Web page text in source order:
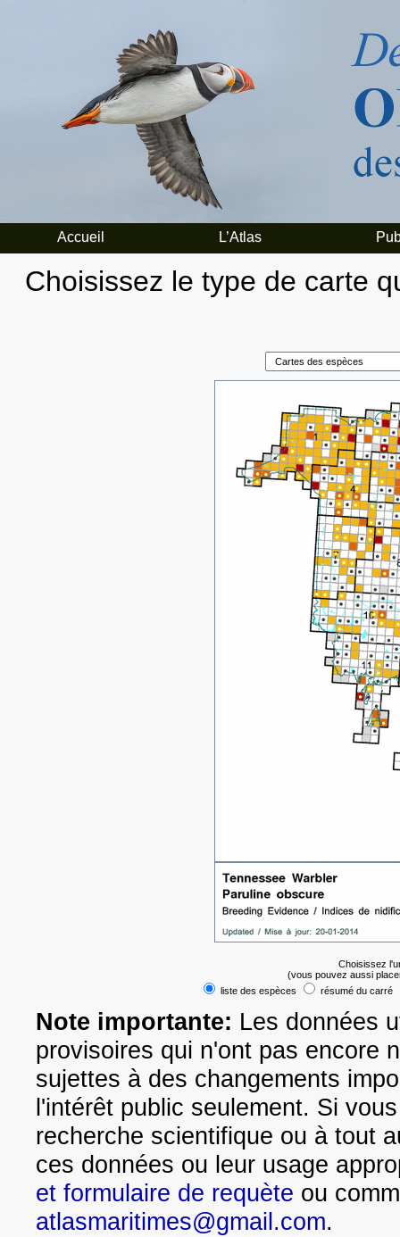
Accueil L’Atlas
Choisissez le type de carte
Choisissez
(vous pouvez aussi
liste des espèces
résumé du carré
Note importante: Les données
provisoires qui n'ont pas encore
sujettes à des changements
l'intérêt public seulement. Si
recherche scientifique ou à tout
ces données ou leur usage
et formulaire de requète ou
atlasmaritimes@gmail.com.